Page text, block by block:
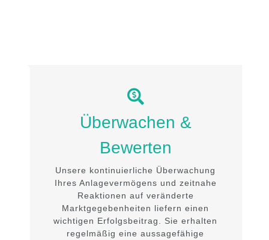
Überwachen &
Bewerten
Unsere kontinuierliche Überwachung
Ihres Anlagevermögens und zeitnahe
Reaktionen auf veränderte
Marktgegebenheiten liefern einen
wichtigen Erfolgsbeitrag. Sie erhalten
regelmäßig eine aussagefähige